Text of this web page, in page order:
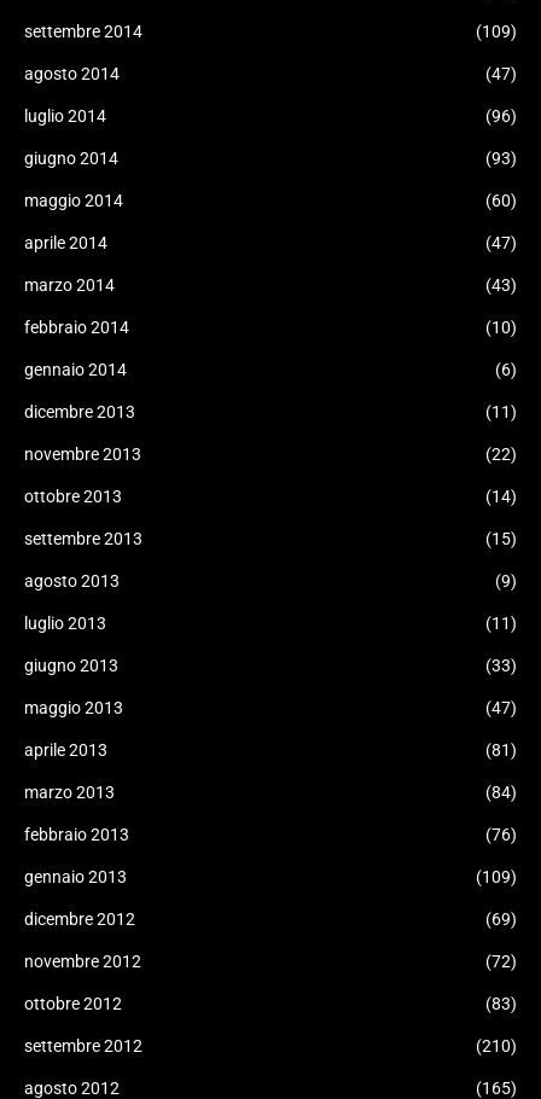
settembre 2014 (109)
agosto 2014 (47)
luglio 2014 (96)
giugno 2014 (93)
maggio 2014 (60)
aprile 2014 (47)
marzo 2014 (43)
febbraio 2014 (10)
gennaio 2014 (6)
dicembre 2013 (11)
novembre 2013 (22)
ottobre 2013 (14)
settembre 2013 (15)
agosto 2013 (9)
luglio 2013 (11)
giugno 2013 (33)
maggio 2013 (47)
aprile 2013 (81)
marzo 2013 (84)
febbraio 2013 (76)
gennaio 2013 (109)
dicembre 2012 (69)
novembre 2012 (72)
ottobre 2012 (83)
settembre 2012 (210)
agosto 2012 (165)